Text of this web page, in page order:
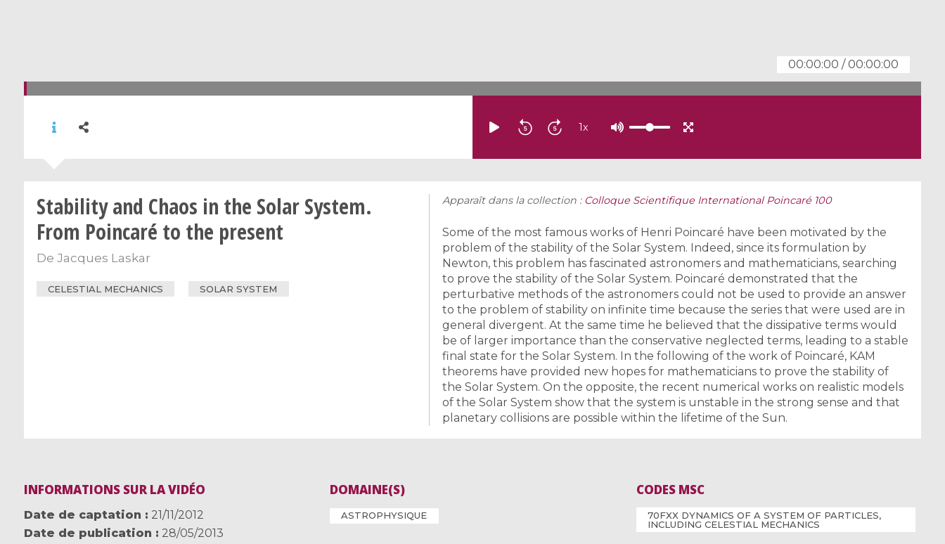
00:00:00 /00:00:00
1x
Stability and Chaos in the Solar System.
From Poincaré to the present
De Jacques Laskar
CELESTIAL MECHANICS SOLAR SYSTEM
Apparaît dans la collection : Colloque Scientifique International Poincaré 100
Some of the most famous works of Henri Poincaré have been motivated by the
problem of the stability of the Solar System. Indeed, since its formulation by
Newton, this problem has fascinated astronomers and mathematicians, searching
to prove the stability of the Solar System. Poincaré demonstrated that the
perturbative methods of the astronomers could not be used to provide an answer
to the problem of stability on infinite time because the series that were used are in
general divergent. At the same time he believed that the dissipative terms would
be of larger importance than the conservative neglected terms, leading to a stable
final state for the Solar System. In the following of the work of Poincaré, KAM
theorems have provided new hopes for mathematicians to prove the stability of
the Solar System. On the opposite, the recent numerical works on realistic models
of the Solar System show that the system is unstable in the strong sense and that
planetary collisions are possible within the lifetime of the Sun.
INFORMATIONS SUR LA VIDÉO
Date de captation
21/11/2012
Date de publication
28/05/2013
DOMAINE(S)
ASTROPHYSIQUE
CODES MSC
70FXX DYNAMICS OF A SYSTEM OF PARTICLES,
INCLUDING CELESTIAL MECHANICS